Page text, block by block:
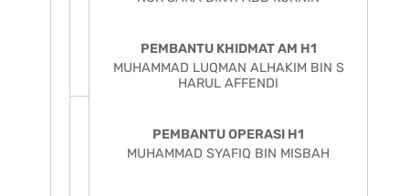
PEMBANTU KHIDMAT AM H1
MUHAMMAD LUQMAN ALHAKIM BIN S
HARUL AFFENDI
PEMBANTU OPERASI H1
MUHAMMAD SYAFIQ BIN MISBAH